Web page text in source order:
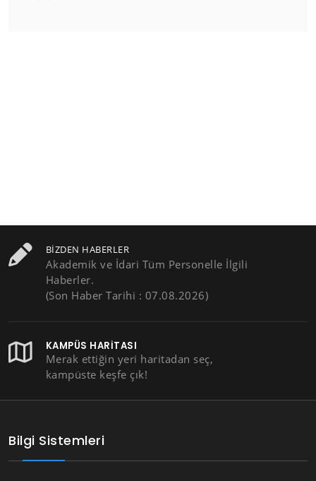
BIZDEN HABERLER
Akademik ve İdari Tüm Personelle İlgili
Haberler.
(Son Haber Tarihi : 07.08.2026)
KAMPÜS HARITASI
Merak ettiğin yeri haritadan seç,
kampüste keşfe çık!
Bilgi Sistemleri